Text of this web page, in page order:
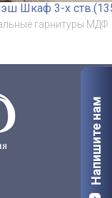
Шкаф 3-х
гарнитуры МДФ
Напишите нам